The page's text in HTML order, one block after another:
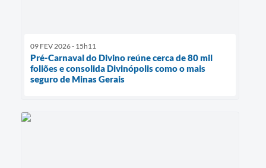
09 FEV 2026 - 15h11
Pré-Carnaval do Divino reúne cerca de 80 mil
foliões e consolida Divinópolis como o mais
seguro de Minas Gerais